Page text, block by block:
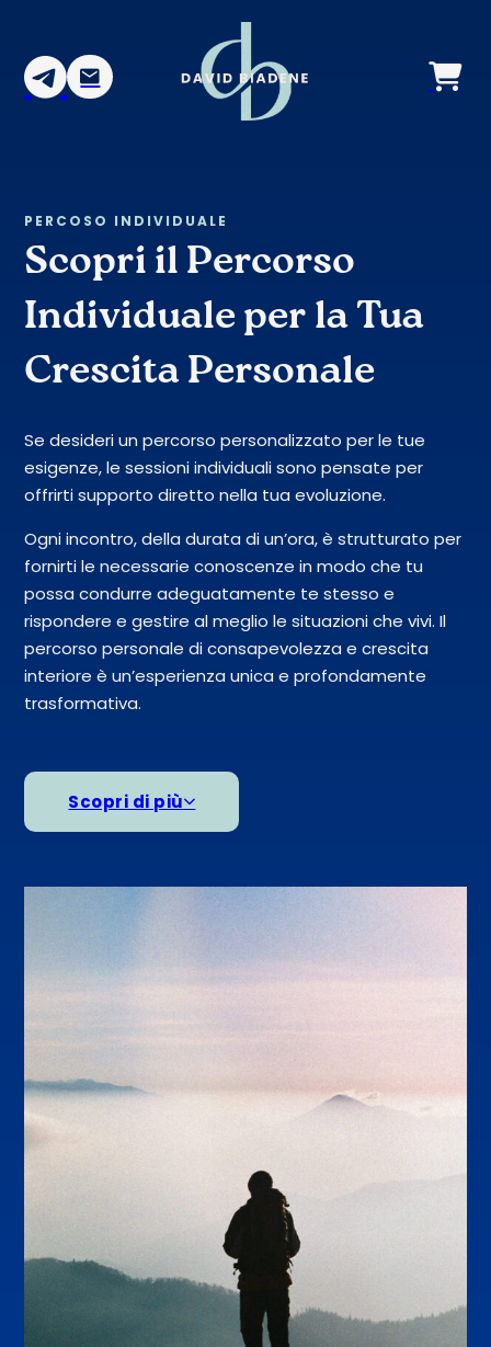
PERCOSO INDIVIDUALE
Scopri il Percorso
Individuale per la Tua
Crescita Personale
Se desideri un percorso personalizzato per le tue
esigenze, le sessioni individuali sono pensate per
offrirti supporto diretto nella tua evoluzione.
Ogni incontro, della durata di un’ora, è strutturato per
fornirti le necessarie conoscenze in modo che tu
possa condurre adeguatamente te stesso e
rispondere e gestire al meglio le situazioni che vivi. Il
percorso personale di consapevolezza e crescita
interiore è un’esperienza unica e profondamente
trasformativa.
Scopri di più